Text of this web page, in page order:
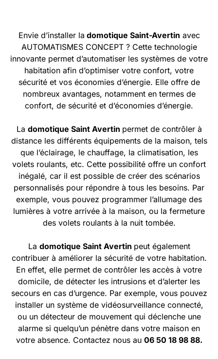
Envie d’installer la domotique Saint-Avertin avec
AUTOMATISMES CONCEPT ? Cette technologie
innovante permet d’automatiser les systèmes de votre
habitation afin d’optimiser votre confort, votre
sécurité et vos économies d’énergie. Elle offre de
nombreux avantages, notamment en termes de
confort, de sécurité et d’économies d’énergie.
La domotique Saint Avertin permet de contrôler à
distance les différents équipements de la maison, tels
que l’éclairage, le chauffage, la climatisation, les
volets roulants, etc. Cette possibilité offre un confort
inégalé, car il est possible de créer des scénarios
personnalisés pour répondre à tous les besoins. Par
exemple, vous pouvez programmer l’allumage des
lumières à votre arrivée à la maison, ou la fermeture
des volets roulants à la nuit tombée.
La domotique Saint Avertin peut également
contribuer à améliorer la sécurité de votre habitation.
En effet, elle permet de contrôler les accès à votre
domicile, de détecter les intrusions et d’alerter les
secours en cas d’urgence. Par exemple, vous pouvez
installer un système de vidéosurveillance connecté,
ou un détecteur de mouvement qui déclenche une
alarme si quelqu’un pénètre dans votre maison en
votre absence. Contactez nous au 06 50 18 98 88.